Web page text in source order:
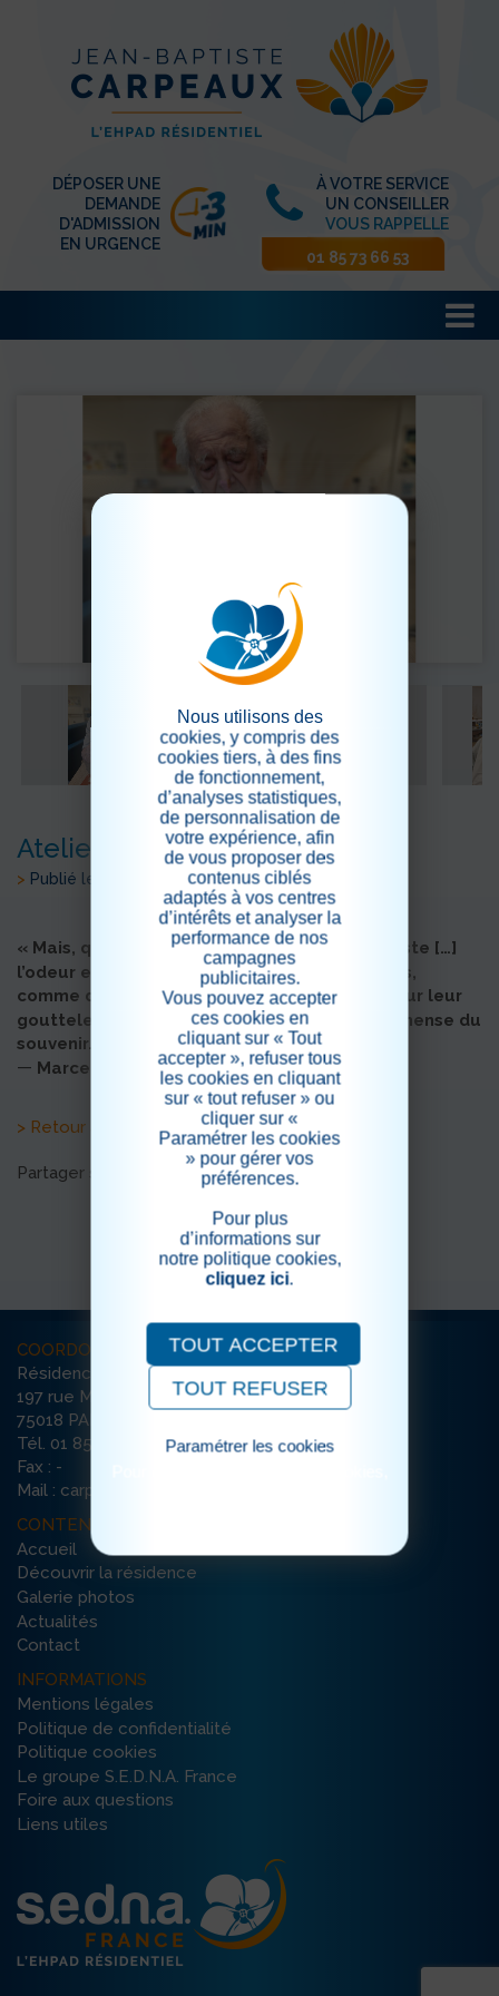
DÉPOSER UNE
DEMANDE
D'ADMISSION
EN URGENCE
À VOTRE SERVICE
UN CONSEILLER
VOUS RAPPELLE
01 85 73 66 53
Atelier madeleine
> Publié le 02/07/2025
« Mais, quand d’un passé ancien rien ne subsiste […]
l’odeur et la saveur restent encore longtemps,
comme des âmes […] et portent sans fléchir, sur leur
gouttelette presque impalpable, l’édifice immense du
souvenir. »
— Marcel Proust
> Retour aux actualités
Partager sur les réseaux sociaux
COORDONNÉES
Résidence Jean-Baptiste Carpeaux
197 rue Marcadet
75018 PARIS
Tél. 01 85 73 66 53
Fax : -
Mail : carpeaux-paris@ehpad-sedna.fr
CONTENU DU SITE
Accueil
Découvrir la résidence
Galerie photos
Actualités
Contact
INFORMATIONS
Mentions légales
Politique de confidentialité
Politique cookies
Le groupe S.E.D.N.A. France
Foire aux questions
Liens utiles
Nous utilisons des
cookies, y compris des
cookies tiers, à des fins
de fonctionnement,
d’analyses statistiques,
de personnalisation de
votre expérience, afin
de vous proposer des
contenus ciblés
adaptés à vos centres
d’intérêts et analyser la
performance de nos
campagnes
publicitaires.
Vous pouvez accepter
ces cookies en
cliquant sur « Tout
accepter », refuser tous
les cookies en cliquant
sur « tout refuser » ou
cliquer sur «
Paramétrer les cookies
» pour gérer vos
préférences.
Pour plus
d’informations sur
notre politique cookies,
cliquez ici.
TOUT ACCEPTER
TOUT REFUSER
Paramétrer les cookies